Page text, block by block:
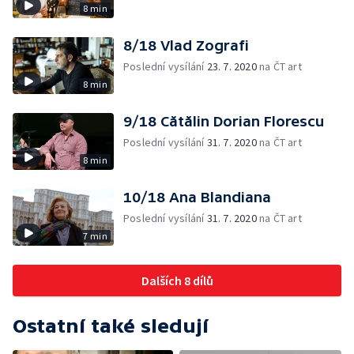
8 min
8 min
8/18 Vlad Zografi
Poslední vysílání 23. 7. 2020na ČT art
8 min
9/18 Cătălin Dorian Florescu
Poslední vysílání31. 7. 2020na ČT art
7 min
10/18 Ana Blandiana
Poslední vysílání31. 7. 2020na ČT art
Dalších 8 dílů
Ostatní také sledují